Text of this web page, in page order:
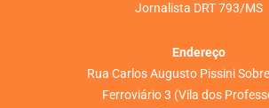
Jornalista DRT 793/MS
Endereço
Rua Carlos Augusto Pissini
Ferroviário 3 (Vila dos